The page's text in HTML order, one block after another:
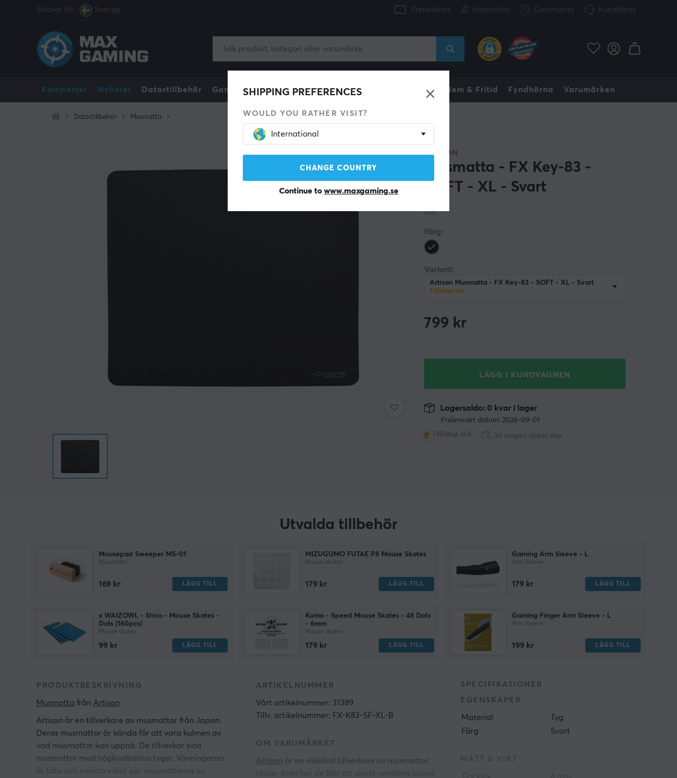
Skickar till: Sverige Presentkort Inspiration Community Kundtjänst
Kampanjer Nyheter Datortillbehör Gamingdator Konsol Gamingstol Mobiltillbehör Hem & Fritid Fyndhörna Varumärken
SHIPPING PREFERENCES
WOULD YOU RATHER VISIT?
International
CHANGE COUNTRY
Continue to www.maxgaming.se
Datortillbehör Musmatta
ARTISAN
Musmatta - FX Key-83 -
SOFT - XL - Svart
(28)
Färg:
Variant:
Artisan Musmatta - FX Key-83 - SOFT - XL - Svart
Tillfälligt slut
799 kr
LÄGG I KUNDVAGNEN
Preliminärt datum: 2026-09-01
Tillfälligt slut
Lagersaldo: 0 kvar i lager
30 dagars öppet köp
Utvalda tillbehör
Mousepad Sweeper MS-01
Musmatta
169 kr LÄGG TILL
MIZUGUMO FUTAE P8 Mouse Skates
Mouse skates
179 kr LÄGG TILL
Gaming Arm Sleeve - L
Arm Sleeve
179 kr LÄGG TILL
x WAIZOWL - Shiro - Mouse Skates -
Dots (160pcs)
Mouse skates
99 kr LÄGG TILL
Kumo - Speed Mouse Skates - 48 Dots
- 6mm
Mouse skates
179 kr LÄGG TILL
Gaming Finger Arm Sleeve - L
Arm Sleeve
199 kr LÄGG TILL
PRODUKTBESKRIVNING
Musmatta från Artisan
Artisan är en tillverkare av musmattor från Japan.
Deras musmattor är kända för att vara kulmen av
vad musmattor kan uppnå. De tillverkar sina
musmattor med högkvalitativa tyger. Vävningarna
är täta och exakta vilket gör musmattorna av
ARTIKELNUMMER
Vårt artikelnummer: 31389
Tillv. artikelnummer: FX-K83-SF-XL-B
OM VARUMÄRKET
Artisan är en välkänd tillverkare av musmattor.
Under åren har de fått ett starkt omdöme bland
SPECIFIKATIONER
EGENSKAPER
Material
Tyg
Färg
Svart